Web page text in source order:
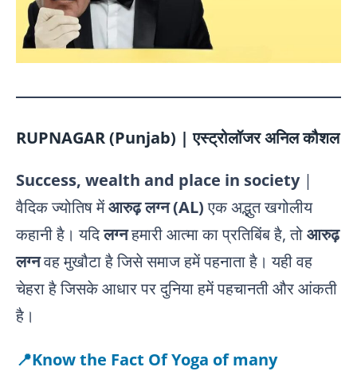
RUPNAGAR (Punjab) | एस्ट्रोलॉजर अनिल कौशल
Success, wealth and place in society |
वैदिक ज्योतिष मेंआरुढ़ लग्न (AL)एक अद्भुत खगोलीय
कहानी है। यदिलग्नहमारी आत्मा का प्रतिबिंब है, तोआरुढ़
लग्नवह मुखौटा है जिसे समाज हमें पहनाता है। यही वह
चेहरा है जिसके आधार पर दुनिया हमें पहचानती और आंकती
है।
📍Know the Fact Of Yoga of many